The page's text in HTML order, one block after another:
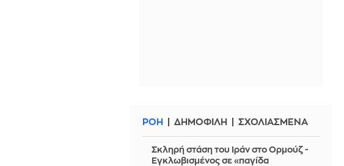
ΡΟΗ ΔΗΜΟΦΙΛΗ ΣΧΟΛΙΑΣΜΕΝΑ
Σκληρή στάση του Ιράν στο Ορμούζ -
Εγκλωβισμένος σε «παγίδα